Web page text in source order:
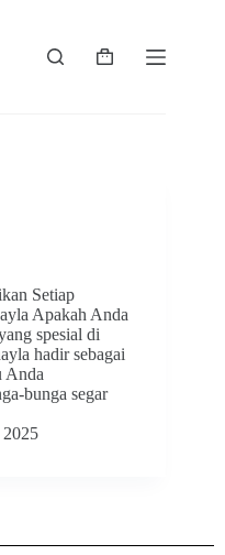
Setiap
Apakah Anda
spesial di
hadir sebagai
Anda
bunga segar
2025